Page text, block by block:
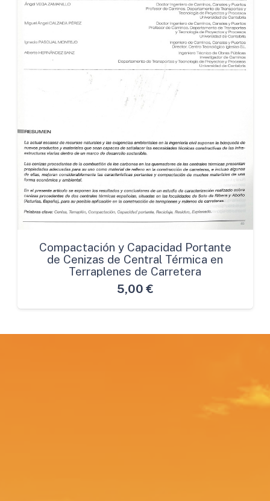
Compactación y Capacidad Portante
de Cenizas de Central Térmica en
Terraplenes de Carretera
5,00 €